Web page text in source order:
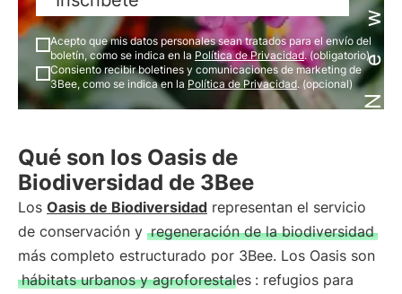
Acepto que mis datos personales sean tratados para el envío del
boletín, como se indica en la Política de Privacidad. (obligatorio)
Consiento recibir boletines y comunicaciones de marketing de
3Bee, como se indica en la Política de Privacidad. (opcional)
Qué son los Oasis de
Biodiversidad de 3Bee
Los Oasis de Biodiversidad representan el servicio
de conservación y regeneración de la biodiversidad
más completo estructurado por 3Bee. Los Oasis son
hábitats urbanos y agroforestales : refugios para